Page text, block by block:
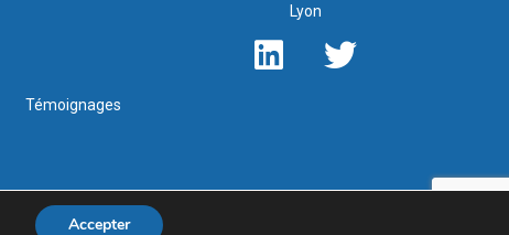
Témoignages
Lyon
Accepter